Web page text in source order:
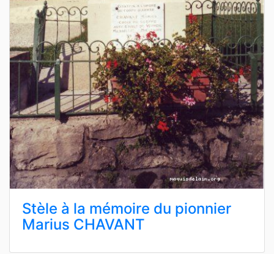
Stèle à la mémoire du pionnier
Marius CHAVANT